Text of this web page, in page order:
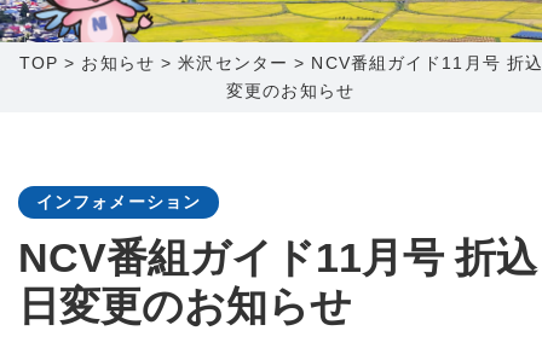
センター情報
障害メンテナンス情報
お問い合わせ
お申し込み
0238-24-2525
営業時間 9:00～18:00
0120-173-577
営業時間 9:15～18:00
〒041-0801
〒950-1189
TOP > お知らせ >米沢センター > NCV番組ガイド11月号 折
変更のお知らせ
インフォメーション
NCV番組ガイド11月号 折込
日変更のお知らせ